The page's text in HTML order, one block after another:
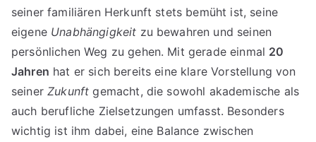
seiner familiären Herkunft stets bemüht ist, seine
eigene Unabhängigkeit zu bewahren und seinen
persönlichen Weg zu gehen. Mit gerade einmal 20
Jahren hat er sich bereits eine klare Vorstellung von
seinerZukunft gemacht, die sowohl akademische als
auch berufliche Zielsetzungen umfasst. Besonders
wichtig ist ihm dabei, eine Balance zwischen